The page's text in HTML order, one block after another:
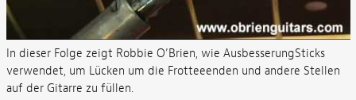
In dieser Folge zeigt Robbie O’Brien, wie AusbesserungSticks
verwendet, um Lücken um die Frotteeenden und andere Stellen
auf der Gitarre zu füllen.